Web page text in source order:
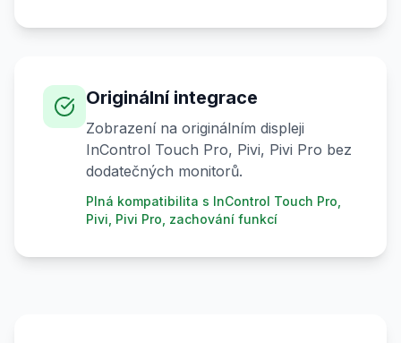
Originální integrace
Zobrazení na originálním displeji
InControl Touch Pro, Pivi, Pivi Pro bez
dodatečných monitorů.
Plná kompatibilita s InControl Touch Pro,
Pivi, Pivi Pro, zachování funkcí